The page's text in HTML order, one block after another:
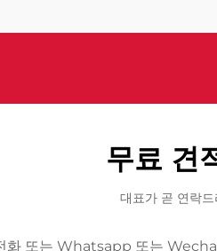
무료 견
대표가 곧 연락
화 또는 Whatsapp 또는